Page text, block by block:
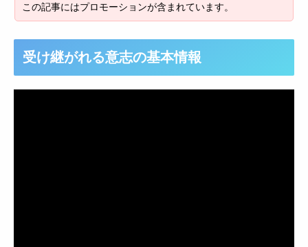
受け継がれる意志の基本情報